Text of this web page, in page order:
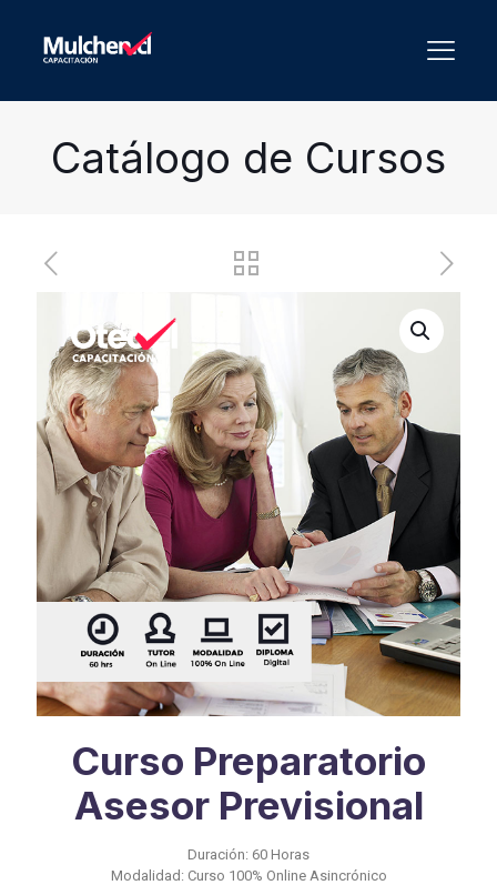
Catálogo de Cursos
Curso Preparatorio
Asesor Previsional
Duración: 60 Horas
Modalidad: Curso 100% Online Asincrónico